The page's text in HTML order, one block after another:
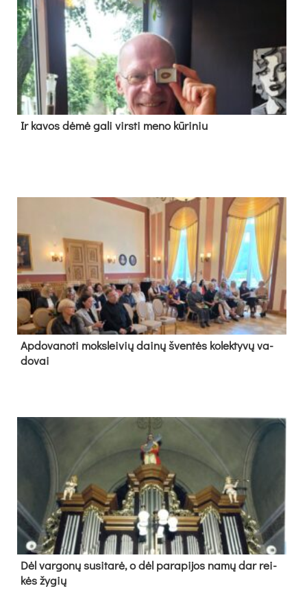
Ir ka­vos dė­mė ga­li virs­ti me­no kū­ri­niu
Ap­do­va­no­ti moks­lei­vių dai­nų šven­tės ko­lek­ty­vų va­
do­vai
Dėl var­go­nų su­si­ta­rė, o dėl pa­ra­pi­jos na­mų dar rei­
kės žy­gių